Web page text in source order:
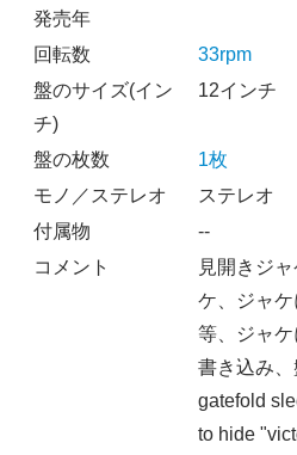
発売年
回転数
33rpm
盤のサイズ(イン
チ)
12インチ
盤の枚数
1枚
モノ／ステレオ
ステレオ
付属物
--
コメント
見開きジ
ケ、ジャ
等、ジャ
書き込み
gatefold
to hide